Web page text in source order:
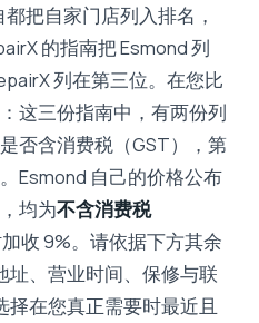
把自家门店列入排名，
的指南把 Esmond 列
列在第三位。在您比
这三份指南中，有两份列
否含消费税（GST），第
Esmond 自己的价格公布
，均为不含消费税
收 9%。请依据下方其余
、营业时间、保修与联
在您真正需要时最近且